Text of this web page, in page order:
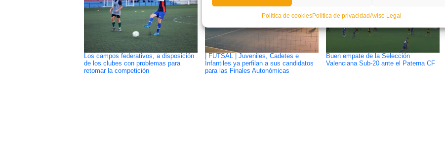
Política de cookiesPolítica de privacidadAviso Legal
Los campos federativos, a disposición
de los clubes con problemas para
retomar la competición
| FUTSAL | Juveniles, Cadetes e
Infantiles ya perfilan a sus candidatos
para las Finales Autonómicas
Buen empate de la Selección
Valenciana Sub-20 ante el Paterna CF